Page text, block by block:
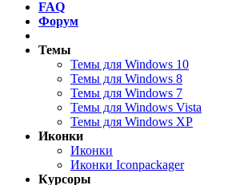
FAQ
Форум
Темы
Темы для Windows 10
Темы для Windows 8
Темы для Windows 7
Темы для Windows Vista
Темы для Windows XP
Иконки
Иконки
Иконки Iconpackager
Курсоры